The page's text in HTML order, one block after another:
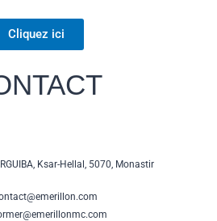
Cliquez ici
Ksar-Hellal, 5070, Monastir